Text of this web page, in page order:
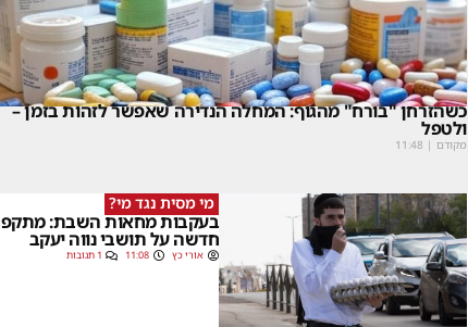
כשהזרחן "בורח" מהגוף: המחלה הנדירה שאפשר לזהות בזמן –
ולטפל
מקודם |
11:48
מי מסית נגד מי?
בעקבות מחאות השבת:
חדשה על תושבי נווה יעקב
אורי כץ 11:08 1 תגובות